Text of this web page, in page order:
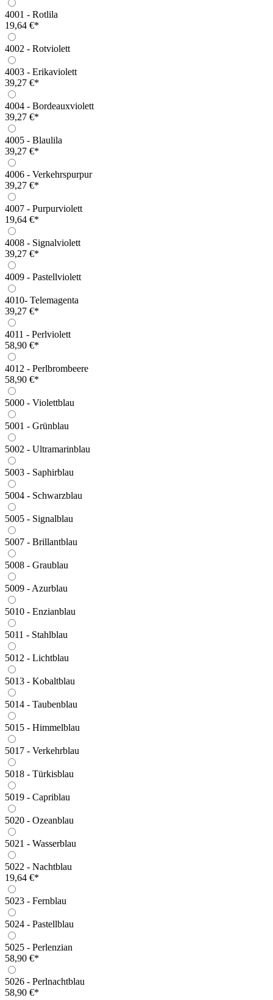
4001 - Rotlila
19,64 €*
4002 - Rotviolett
4003 - Erikaviolett
39,27 €*
4004 - Bordeauxviolett
39,27 €*
4005 - Blaulila
39,27 €*
4006 - Verkehrspurpur
39,27 €*
4007 - Purpurviolett
19,64 €*
4008 - Signalviolett
39,27 €*
4009 - Pastellviolett
4010- Telemagenta
39,27 €*
4011 - Perlviolett
58,90 €*
4012 - Perlbrombeere
58,90 €*
5000 - Violettblau
5001 - Grünblau
5002 - Ultramarinblau
5003 - Saphirblau
5004 - Schwarzblau
5005 - Signalblau
5007 - Brillantblau
5008 - Graublau
5009 - Azurblau
5010 - Enzianblau
5011 - Stahlblau
5012 - Lichtblau
5013 - Kobaltblau
5014 - Taubenblau
5015 - Himmelblau
5017 - Verkehrblau
5018 - Türkisblau
5019 - Capriblau
5020 - Ozeanblau
5021 - Wasserblau
5022 - Nachtblau
19,64 €*
5023 - Fernblau
5024 - Pastellblau
5025 - Perlenzian
58,90 €*
5026 - Perlnachtblau
58,90 €*